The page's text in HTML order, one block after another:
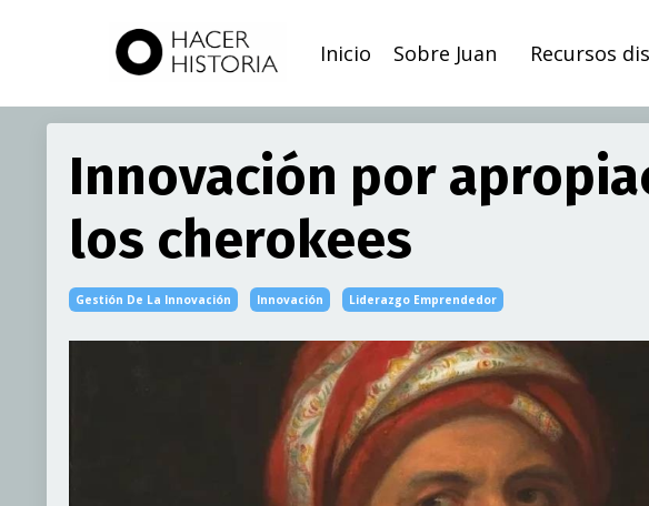
Inicio Sobre Juan Recursos
Innovación por
los cherokees
Gestión De La Innovación Innovación Liderazgo Emprendedor